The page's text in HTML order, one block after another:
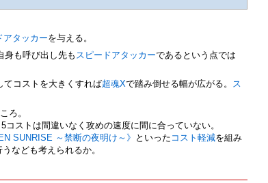
アタッカーを与える。
身も呼び出し先も スピードアタッカーであるという点では
てコストを大きくすれば超魂Xで踏み倒せる幅が広がる。 ス
ろ。
ストは間違いなく攻めの速度に間に合っていない。
SUNRISE ～禁断の夜明け～》 といった コスト軽減を組み
うなども考えられるか。